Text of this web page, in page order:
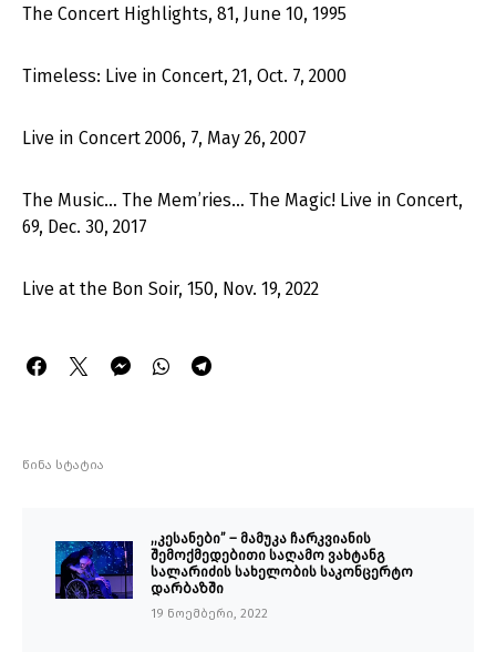
The Concert Highlights, 81, June 10, 1995
Timeless: Live in Concert, 21, Oct. 7, 2000
Live in Concert 2006, 7, May 26, 2007
The Music… The Mem’ries… The Magic! Live in Concert,
69, Dec. 30, 2017
Live at the Bon Soir, 150, Nov. 19, 2022
წინა სტატია
,,კესანები” – მამუკა ჩარკვიანის
შემოქმედებითი საღამო ვახტანგ
სალარიძის სახელობის საკონცერტო
დარბაზში
19 ნოემბერი, 2022